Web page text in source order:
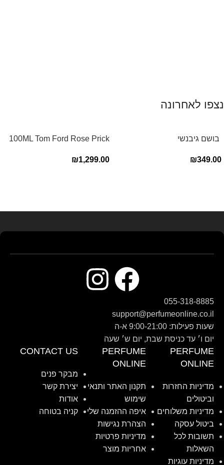
נצפו לאחרונה
‏ בושם גיבנשי
E.D.P 80ml ‏
₪349.00
100ML Tom Ford Rose Prick
₪1,299.00
055-318-8885
support@perfumeonline.co.il
שעות פעילות: 9:00-21:00 א-ה
יום ו׳ עד כניסת שבת, יום ש׳ שעה
PERFUME
ONLINE
מדיניות החזרות
וביטולים
מדיניות משלוחים
ביטול עסקה
תשובות לכל
השאלות
מדיניות עוגיות
PERFUME
ONLINE
תקנון האתר ותנאי
שימוש
איפה ההזמנה שלי
הצהרת נגישות
מדיניות פרטיות
אחריות מוצר
CONTACT US
מבקר פנים
יצירת קשר
אודות
קניה בטוחה